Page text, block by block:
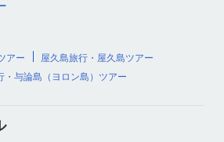
アー
屋久島旅行・屋久島ツアー
・与論島（ヨロン島）ツアー